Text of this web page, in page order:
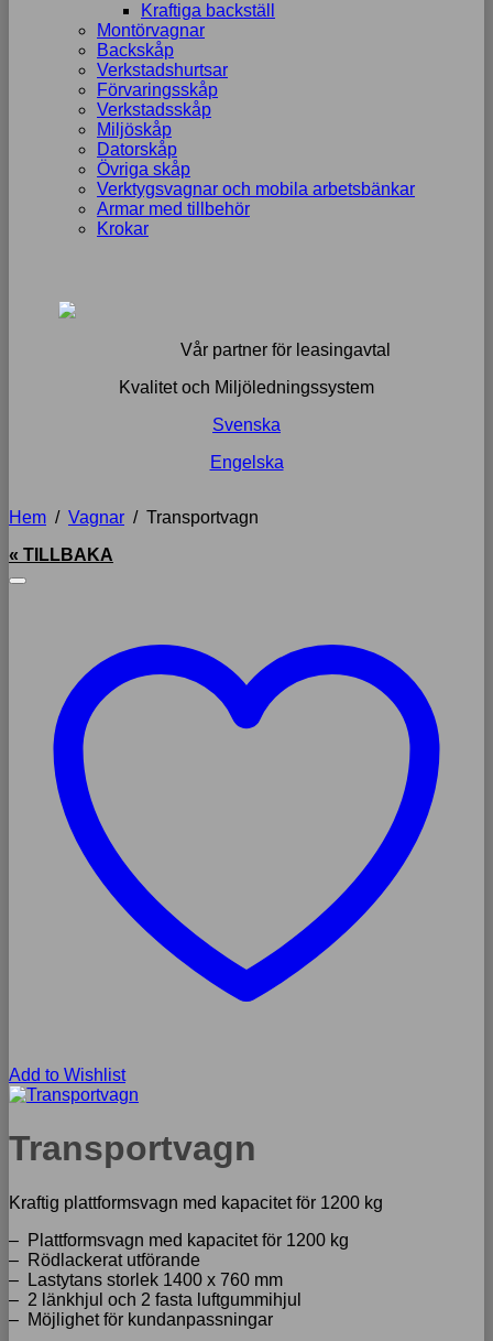
Kraftiga backställ
Montörvagnar
Backskåp
Verkstadshurtsar
Förvaringsskåp
Verkstadsskåp
Miljöskåp
Datorskåp
Övriga skåp
Verktygsvagnar och mobila arbetsbänkar
Armar med tillbehör
Krokar
Vår partner för leasingavtal
Kvalitet och Miljöledningssystem
Svenska
Engelska
Hem / Vagnar / Transportvagn
« TILLBAKA
Add to Wishlist
Transportvagn
Kraftig plattformsvagn med kapacitet för 1200 kg
– Plattformsvagn med kapacitet för 1200 kg
– Rödlackerat utförande
– Lastytans storlek 1400 x 760 mm
– 2 länkhjul och 2 fasta luftgummihjul
– Möjlighet för kundanpassningar